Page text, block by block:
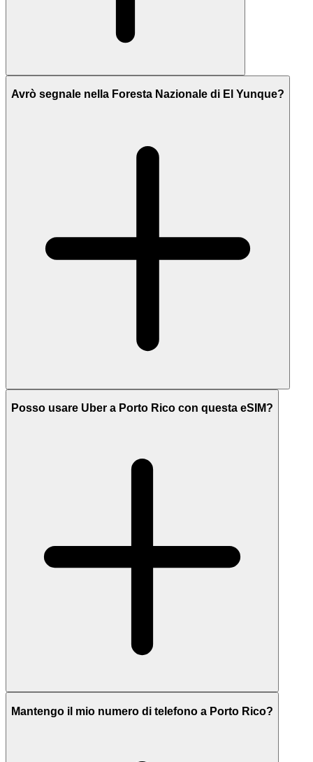
Avrò segnale nella Foresta Nazionale di El Yunque?
Posso usare Uber a Porto Rico con questa eSIM?
Mantengo il mio numero di telefono a Porto Rico?